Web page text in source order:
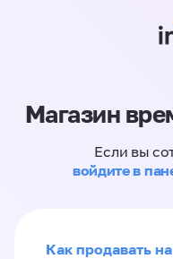
Магазин
Если вы
войдите в
Как продавать